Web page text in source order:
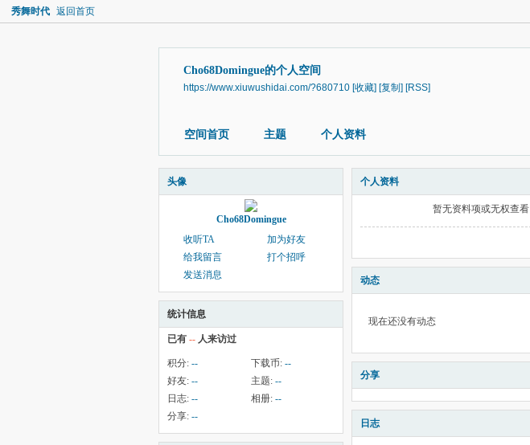
秀舞时代 返回首页
Cho68Domingue的个人空间
https://www.xiuwushidai.com/?680710 [收藏] [复制] [RSS]
空间首页 主题 个人资料
头像
Cho68Domingue
收听TA
加为好友
给我留言
打个招呼
发送消息
统计信息
已有 -- 人来访过
积分: -- 下载币: --
好友: -- 主题: --
日志: -- 相册: --
分享: --
个人资料
暂无资料项或无权查看
动态
现在还没有动态
分享
日志